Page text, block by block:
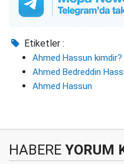
Etiketler :
Ahmed Hassun kimdir?
Ahmed Bedreddin
Ahmed Hassun
HABERE YORUM